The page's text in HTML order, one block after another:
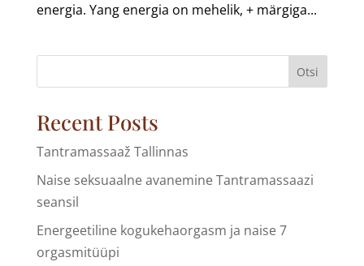
energia. Yang energia on mehelik, + märgiga...
Otsi
Recent Posts
Tantramassaaž Tallinnas
Naise seksuaalne avanemine Tantramassaazi
seansil
Energeetiline kogukehaorgasm ja naise 7
orgasmitüüpi